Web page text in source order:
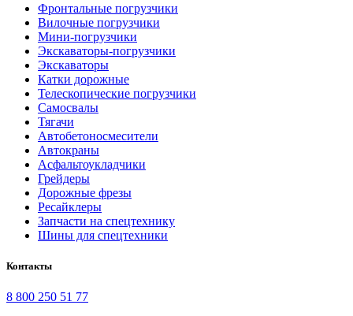
Фронтальные погрузчики
Вилочные погрузчики
Мини-погрузчики
Экскаваторы-погрузчики
Экскаваторы
Катки дорожные
Телескопические погрузчики
Самосвалы
Тягачи
Автобетоносмесители
Автокраны
Асфальтоукладчики
Грейдеры
Дорожные фрезы
Ресайклеры
Запчасти на спецтехнику
Шины для спецтехники
Контакты
8 800 250 51 77